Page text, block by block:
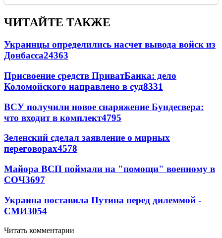
ЧИТАЙТЕ ТАКЖЕ
Украинцы определились насчет вывода войск из
Донбасса24363
Присвоение средств ПриватБанка: дело
Коломойского направлено в суд8331
ВСУ получили новое снаряжение Бундесвера:
что входит в комплект4795
Зеленский сделал заявление о мирных
переговорах4578
Майора ВСП поймали на "помощи" военному в
СОЧ3697
Украина поставила Путина перед дилеммой -
СМИ3054
Читать комментарии